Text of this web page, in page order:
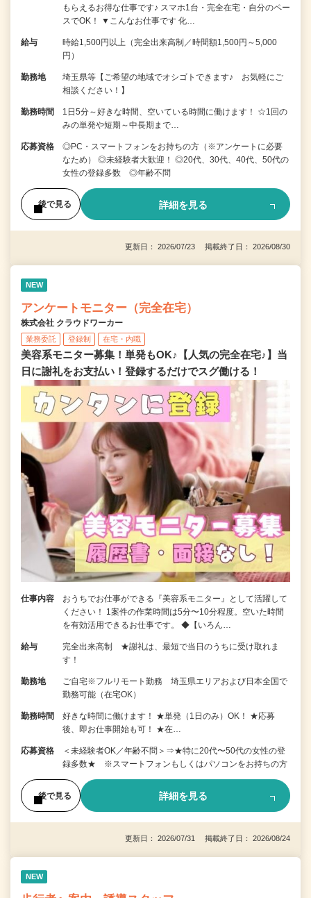
もらえるお得な仕事です♪ スマホ1台・完全在宅・自分のペー
スでOK！ ▼こんなお仕事です 化…
給与
時給1,500円以上（完全出来高制／時間額1,500円～5,000
円）
勤務地
埼玉県等【ご希望の地域でオシゴトできます♪ お気軽にご
相談ください！】
勤務時間
1日5分～好きな時間、空いている時間に働けます！ ☆1回の
みの単発や短期～中長期まで…
応募資格
◎PC・スマートフォンをお持ちの方（※アンケートに必要
なため） ◎未経験者大歓迎！ ◎20代、30代、40代、50代の
女性の登録多数 ◎年齢不問
後で見る 詳細を見る
更新日： 2026/07/23 掲載終了日： 2026/08/30
NEW
アンケートモニター（完全在宅）
株式会社 クラウドワーカー
業務委託 登録制 在宅・内職
美容系モニター募集！単発もOK♪【人気の完全在宅♪】当
日に謝礼をお支払い！登録するだけでスグ働ける！
仕事内容
おうちでお仕事ができる『美容系モニター』として活躍して
ください！ 1案件の作業時間は5分〜10分程度。空いた時間
を有効活用できるお仕事です。 ◆【いろん…
給与
完全出来高制 ★謝礼は、最短で当日のうちに受け取れま
す！
勤務地
ご自宅※フルリモート勤務 埼玉県エリアおよび日本全国で
勤務可能（在宅OK）
勤務時間
好きな時間に働けます！ ★単発（1日のみ）OK！ ★応募
後、即お仕事開始も可！ ★在…
応募資格
＜未経験者OK／年齢不問＞⇒★特に20代〜50代の女性の登
録多数★ ※スマートフォンもしくはパソコンをお持ちの方
後で見る 詳細を見る
更新日： 2026/07/31 掲載終了日： 2026/08/24
NEW